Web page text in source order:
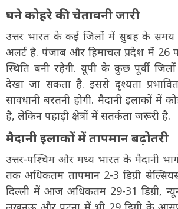
घने कोहरे की चेतावनी जारी
उत्तर भारत के कई जिलों में सुबह के समय
अलर्ट है. पंजाब और हिमाचल प्रदेश में 26
स्थिति बनी रहेगी. यूपी के कुछ पूर्वी
देखा जा सकता है. इससे दृश्यता
सावधानी बरतनी होगी. मैदानी इलाकों में
है, लेकिन पहाड़ी क्षेत्रों में सतर्कता जरूरी है.
मैदानी इलाकों में तापमान बढ़ोतरी
उत्तर-पश्चिम और मध्य भारत के मैदानी
तक अधिकतम तापमान 2-3 डिग्री
दिल्ली में आज अधिकतम 29-31 डिग्री,